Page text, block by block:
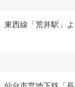
東西線「荒井駅」